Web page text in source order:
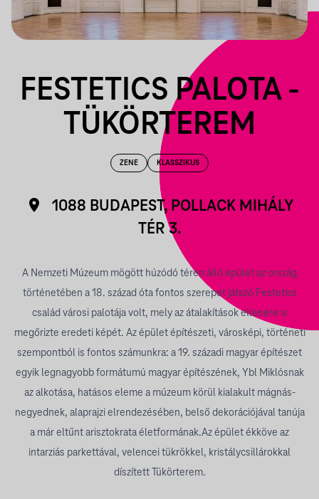
FESTETICS PALOTA -
TÜKÖRTEREM
ZENE KLASSZIKUS
1088 BUDAPEST, POLLACK MIHÁLY
TÉR 3.
A Nemzeti Múzeum mögött húzódó téren álló épület az ország
történetében a 18. század óta fontos szerepet játszó Festetics
család városi palotája volt, mely az átalakítások ellenére is
megőrizte eredeti képét. Az épület építészeti, városképi, történeti
szempontból is fontos számunkra: a 19. századi magyar építészet
egyik legnagyobb formátumú magyar építészének, Ybl Miklósnak
az alkotása, hatásos eleme a múzeum körül kialakult mágnás-
negyednek, alaprajzi elrendezésében, belső dekorációjával tanúja
a már eltűnt arisztokrata életformának.Az épület ékköve az
intarziás parkettával, velencei tükrökkel, kristálycsillárokkal
díszített Tükörterem.